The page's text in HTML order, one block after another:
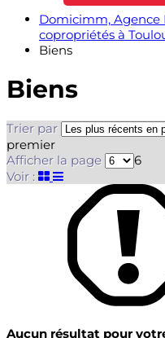
Domicimm,
copropriétés à
Biens
Biens
Trier par
premier
Afficher la page
6
Voir :
Aucun résultat pour